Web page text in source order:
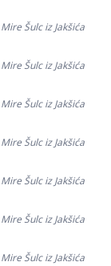
Šulc iz Jakšića
Šulc iz Jakšića
Šulc iz Jakšića
Šulc iz Jakšića
Šulc iz Jakšića
Šulc iz Jakšića
Šulc iz Jakšića